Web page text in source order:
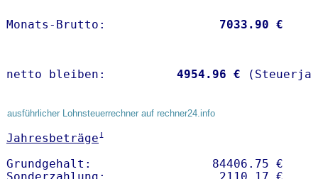
Monats-Brutto: 7033.90 €
netto bleiben: 4954.96 €
ausführlicher Lohnsteuerrechner auf rechner24.info
Jahresbeträge1
Grundgehalt:                 84406.75 €